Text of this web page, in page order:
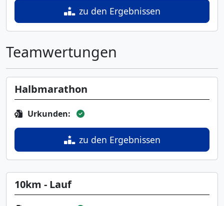
zu den Ergebnissen
Teamwertungen
Halbmarathon
Urkunden:
zu den Ergebnissen
10km - Lauf